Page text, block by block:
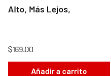
Alto, Más Lejos,
$169.00
Añadir a carrito